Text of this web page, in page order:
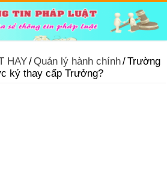
HAY/Quản lý hành chính/Trường
ký thay cấp Trưởng?